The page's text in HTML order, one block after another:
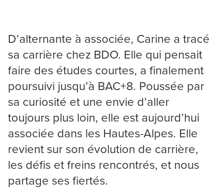
D’alternante à associée, Carine a tracé
sa carrière chez BDO. Elle qui pensait
faire des études courtes, a finalement
poursuivi jusqu’à BAC+8. Poussée par
sa curiosité et une envie d’aller
toujours plus loin, elle est aujourd’hui
associée dans les Hautes-Alpes. Elle
revient sur son évolution de carrière,
les défis et freins rencontrés, et nous
partage ses fiertés.